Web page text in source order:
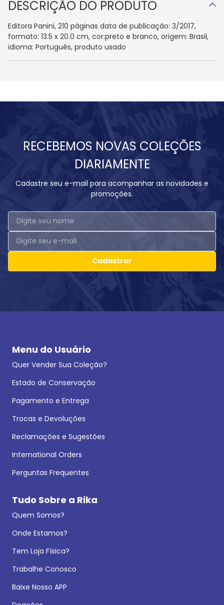
DESCRIÇÃO DO PRODUTO
Editora Panini, 210 páginas data de publicação: 3/2017,
formato: 13.5 x 20.0 cm, cor:preto e branco, origem: Brasil,
idioma: Português, produto usado
RECEBEMOS NOVAS COLEÇÕES
DIARIAMENTE
Cadastre seu e-mail para acompanhar as novidades e
promoções.
Cadastrar
Menu do Usuário
Quer Vender Sua Coleção?
Estado de Conservação
Pagamento e Entrega
Trocas e Devoluções
Reclamações e Sugestões
International Orders
Perguntas Frequentes
Tudo Sobre a Rika
Quem Somos?
Onde Estamos?
Tem Loja Física?
Trabalhe Conosco
Baixe Nosso APP